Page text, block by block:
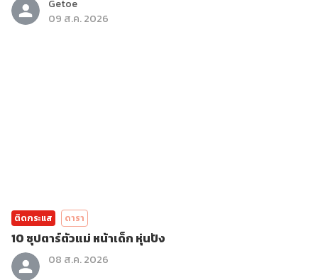
Getoe
09 ส.ค. 2026
ติดกระแส ดารา
10 ซุปตาร์ตัวแม่ หน้าเด็ก หุ่นปัง
08 ส.ค. 2026